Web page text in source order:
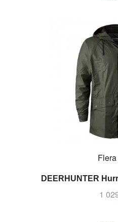
DEERHUNTER
1